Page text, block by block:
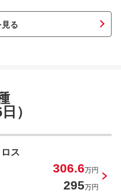
ロングスーパーＧＬ
る
）
ス
306.6万円
295万円